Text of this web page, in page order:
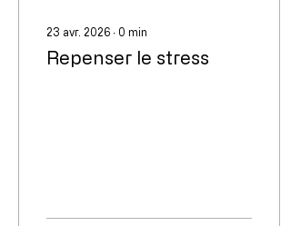
23 avr. 2026 ∙ 0 min
Repenser le stress